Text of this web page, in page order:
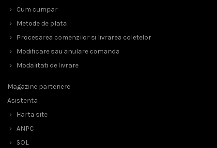
Cum cumpar
Metode de plata
Procesarea comenzilor si livrarea coletelor
Modificare sau anulare comanda
Modalitati de livrare
Magazine partenere
Asistenta
Harta site
ANPC
SOL